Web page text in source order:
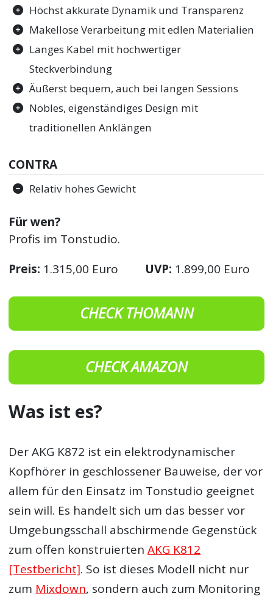
Höchst akkurate Dynamik und Transparenz
Makellose Verarbeitung mit edlen Materialien
Langes Kabel mit hochwertiger
Steckverbindung
Äußerst bequem, auch bei langen Sessions
Nobles, eigenständiges Design mit
traditionellen Anklängen
CONTRA
Relativ hohes Gewicht
Für wen?
Profis im Tonstudio.
Preis: 1.315,00 Euro UVP: 1.899,00 Euro
CHECK THOMANN
CHECK AMAZON
Was ist es?
Der AKG K872 ist ein elektrodynamischer
Kopfhörer in geschlossener Bauweise, der vor
allem für den Einsatz im Tonstudio geeignet
sein will. Es handelt sich um das besser vor
Umgebungsschall abschirmende Gegenstück
zum offen konstruiertenAKG K812
[Testbericht]. So ist dieses Modell nicht nur
zum Mixdown, sondern auch zum Monitoring